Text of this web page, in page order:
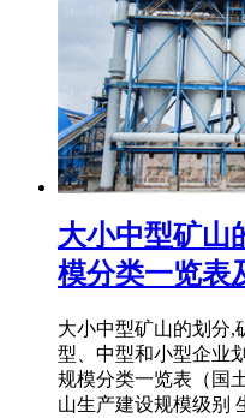
大小中型矿山
模分类一览表
大小中型矿山的划分,
型、中型和小型企业
规模分类一览表（国
山生产建设规模级别